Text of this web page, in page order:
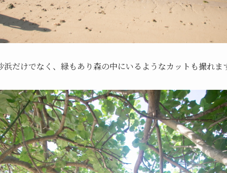
浜だけでなく、緑もあり森の中にいるようなカットも撮れま